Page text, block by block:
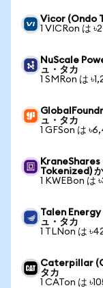
Vicor (Ondo
1 VICRon は
NuScale
ュ・タカ
1 SMRon は
ュ・タカ
1 GFSon は
Tokenized)
1 KWEBon は
Talen Energy
ュ・タカ
1 TLNon は
Caterpillar
タカ
1 CATon は